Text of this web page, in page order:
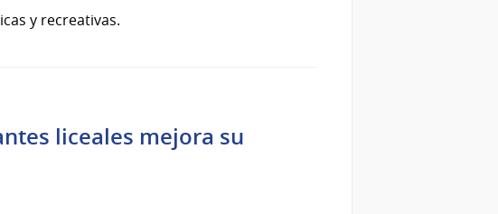
y recreativas.
liceales mejora su